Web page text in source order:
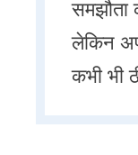
समझौता
लेकिन
कभी भी